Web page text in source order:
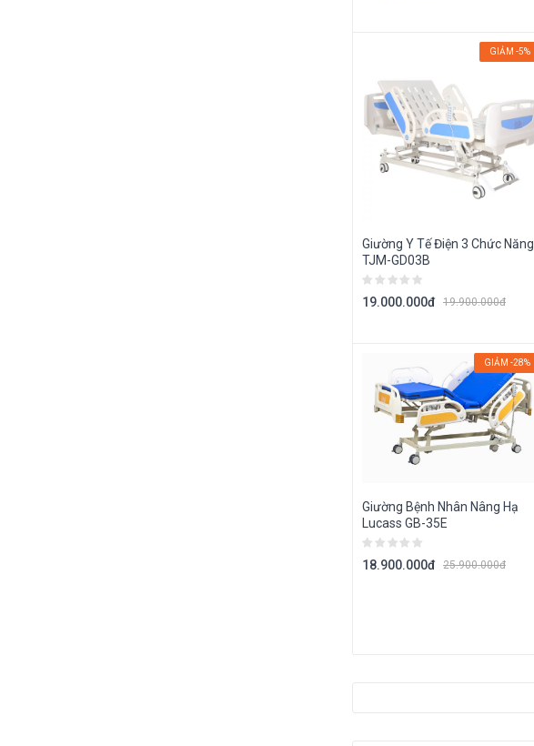
GIẢM -5%
Giường Y Tế Điện 3 Chức Năng
TJM-GD03B
19.000.000đ 19.900.000đ
GIẢM -28%
Giường Bệnh Nhân Nâng Hạ
Lucass GB-35E
18.900.000đ 25.900.000đ